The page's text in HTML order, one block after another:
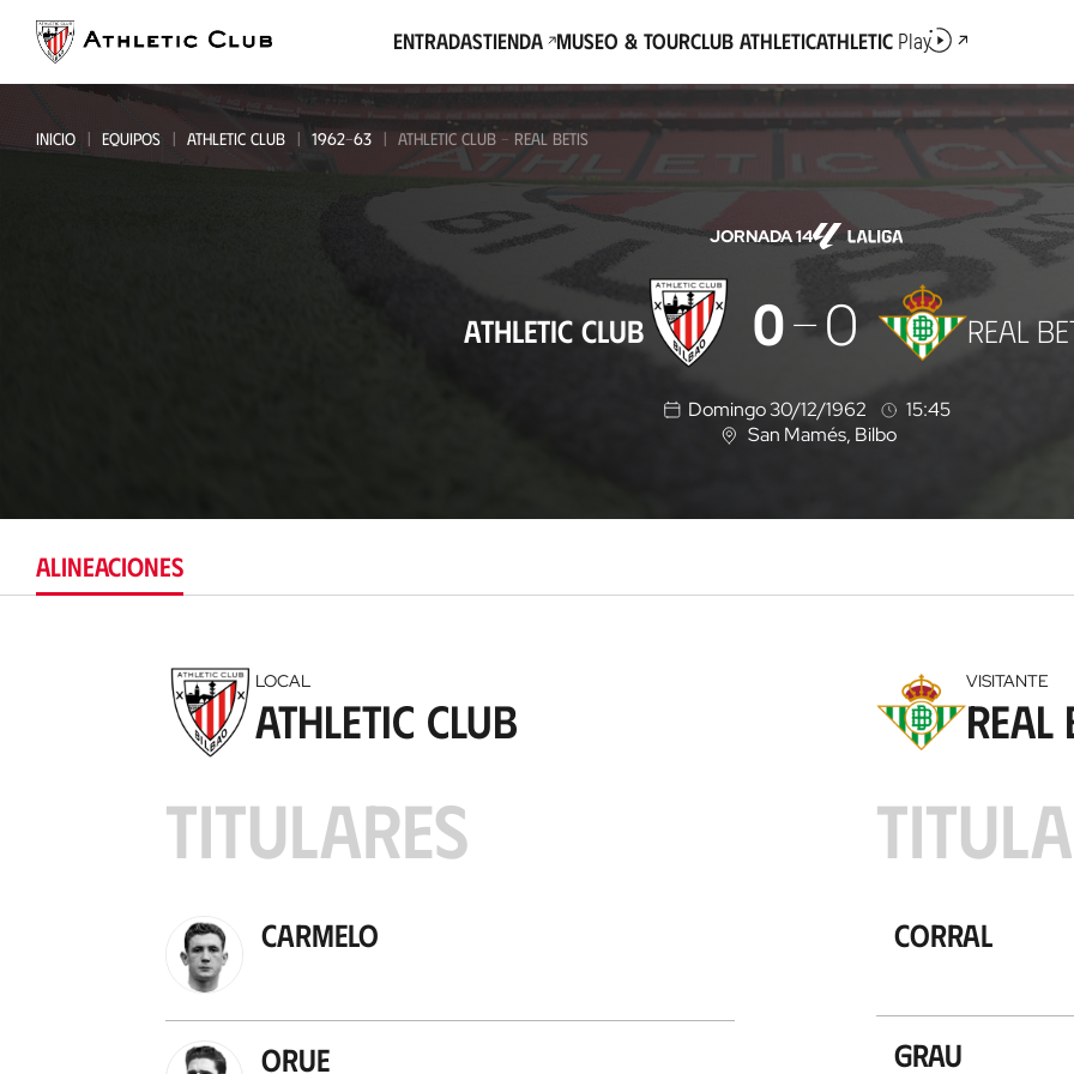
contenido
principal
EntradasTienda Museo & TourClub AthleticAthletic Play
INICIO EQUIPOS ATHLETIC CLUB 1962-63 ATHLETIC CLUB - REAL BETIS
JORNADA 14
ATHLETIC CLUB 0 0 REAL
Domingo 30/12/1962
15:45
U
c
i
San Mamés, Bilbo
ALINEACIONES
LOCAL
Athletic Club
TITULARES
Carmelo
Orue
VISITANTE
Real
Corral
Grau